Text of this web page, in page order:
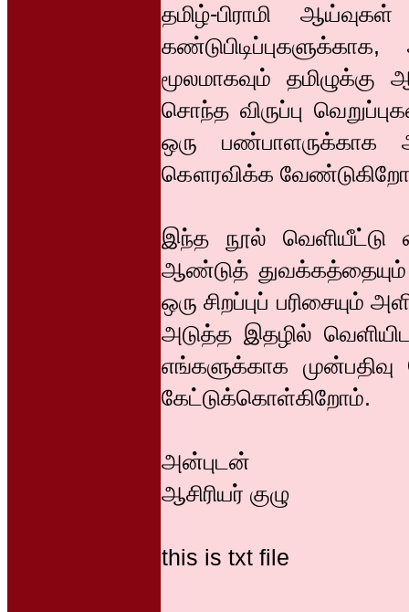
தமிழ்-பிராமி
மூலமாகவும்
சொந்த விருப்பு
ஒரு
கௌரவிக்க
இந்த நூல் வெளியீட்டு
ஆண்டுத்
ஒரு சிறப்புப் பரிசையும்
அடுத்த இதழில்
எங்களுக்காக
கேட்டுக்கொள்கிறோம்.
அன்புடன்
ஆசிரியர் குழு
this is txt file